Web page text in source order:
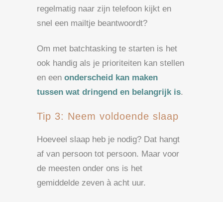
regelmatig naar zijn telefoon kijkt en
snel een mailtje beantwoordt?
Om met batchtasking te starten is het
ook handig als je prioriteiten kan stellen
en een onderscheid kan maken
tussen wat dringend en belangrijk is.
Tip 3: Neem voldoende slaap
Hoeveel slaap heb je nodig? Dat hangt
af van persoon tot persoon. Maar voor
de meesten onder ons is het
gemiddelde zeven à acht uur.